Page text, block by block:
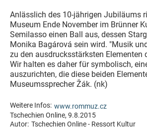
Anlässlich des 10-jährigen Jubiläums
Museum Ende November im Brünner
Semilasso einen Ball aus, dessen
Monika Bagárová sein wird. "Musik
zu den ausdrucksstärksten Elementen
Wir halten es daher für symbolisch,
auszurichten, die diese beiden
Museumssprecher Žák. (nk)
Weitere Infos: www.rommuz.cz
Tschechien Online, 9.8.2015
Autor: Tschechien Online - Ressort Kultur